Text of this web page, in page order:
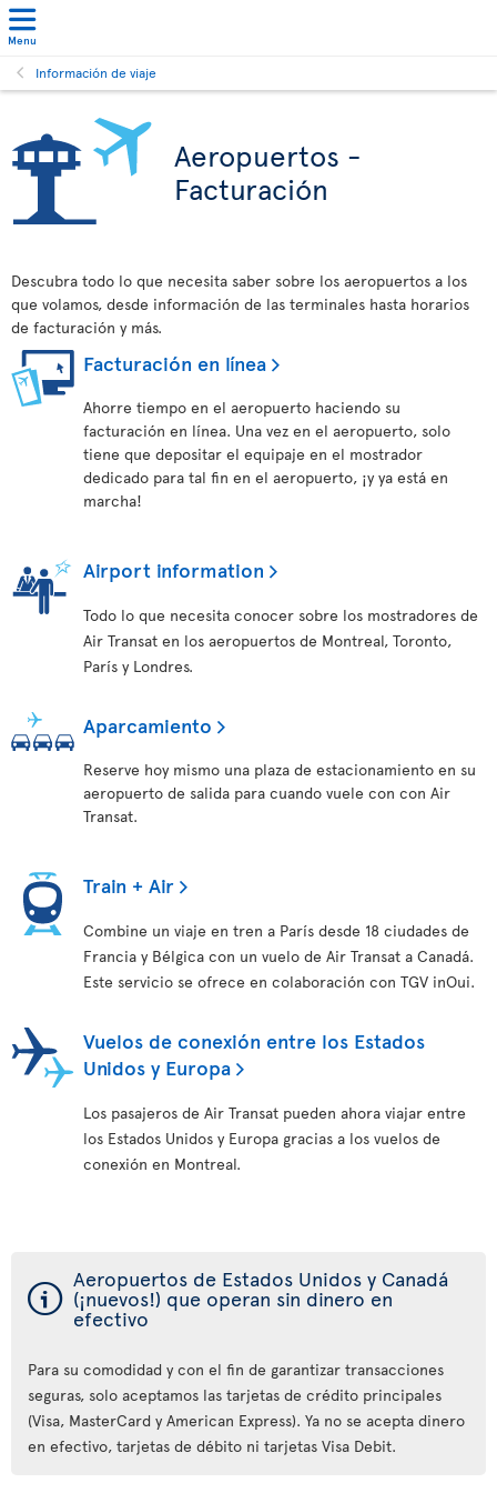
Menu
Información de viaje
Aeropuertos -
Facturación
Descubra todo lo que necesita saber sobre los aeropuertos a los
que volamos, desde información de las terminales hasta horarios
de facturación y más.
Facturación en línea
Ahorre tiempo en el aeropuerto haciendo su
facturación en línea. Una vez en el aeropuerto, solo
tiene que depositar el equipaje en el mostrador
dedicado para tal fin en el aeropuerto, ¡y ya está en
marcha!
Airport information
Todo lo que necesita conocer sobre los mostradores de
Air Transat en los aeropuertos de Montreal, Toronto,
París y Londres.
Aparcamiento
Reserve hoy mismo una plaza de estacionamiento en su
aeropuerto de salida para cuando vuele con con Air
Transat.
Train + Air
Combine un viaje en tren a París desde 18 ciudades de
Francia y Bélgica con un vuelo de Air Transat a Canadá.
Este servicio se ofrece en colaboración con TGV inOui.
Vuelos de conexión entre los Estados
Unidos y Europa
Los pasajeros de Air Transat pueden ahora viajar entre
los Estados Unidos y Europa gracias a los vuelos de
conexión en Montreal.
ý Aeropuertos de Estados Unidos y Canadá
(¡nuevos!) que operan sin dinero en
efectivo
Para su comodidad y con el fin de garantizar transacciones
seguras, solo aceptamos las tarjetas de crédito principales
(Visa, MasterCard y American Express). Ya no se acepta dinero
en efectivo, tarjetas de débito ni tarjetas Visa Debit.